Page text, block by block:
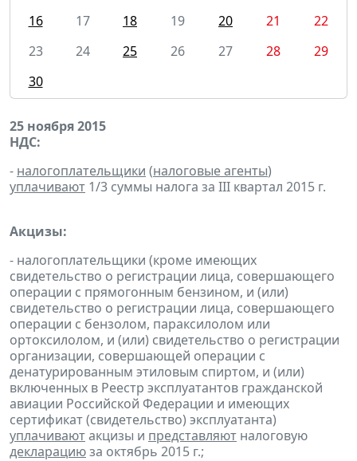
16
17 18 19 20 21
22
23
24 25 26 27 28
29
30
25 ноября 2015
НДС:
- налогоплательщики (налоговые агенты)
уплачивают 1/3 суммы налога за III квартал 2015 г.
Акцизы:
- налогоплательщики (кроме имеющих
свидетельство о регистрации лица, совершающего
операции с прямогонным бензином, и (или)
свидетельство о регистрации лица, совершающего
операции с бензолом, параксилолом или
ортоксилолом, и (или) свидетельство о регистрации
организации, совершающей операции с
денатурированным этиловым спиртом, и (или)
включенных в Реестр эксплуатантов гражданской
авиации Российской Федерации и имеющих
сертификат (свидетельство) эксплуатанта)
уплачиваютакцизы и представляют налоговую
декларациюза октябрь 2015 г.;